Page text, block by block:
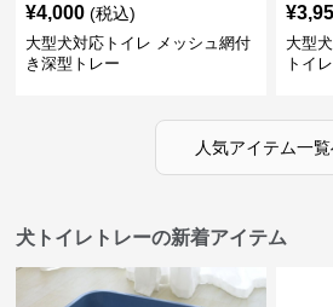
¥4,000 (税込)
大型犬対応トイレ メッシュ網付
き深型トレー
¥
大型
トイレ
人気アイテム一
犬トイレトレーの新着アイテム